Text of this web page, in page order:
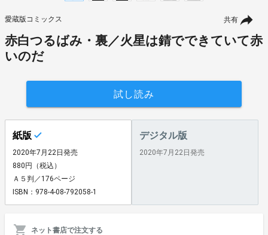
共有
愛蔵版コミックス
赤白つるばみ・裏／火星は錆でできていて赤
いのだ
試し読み
紙版
2020年7月22日発売
880円（税込）
Ａ５判／176ページ
ISBN：978-4-08-792058-1
デジタル版
2020年7月22日発売
ネット書店で注文する